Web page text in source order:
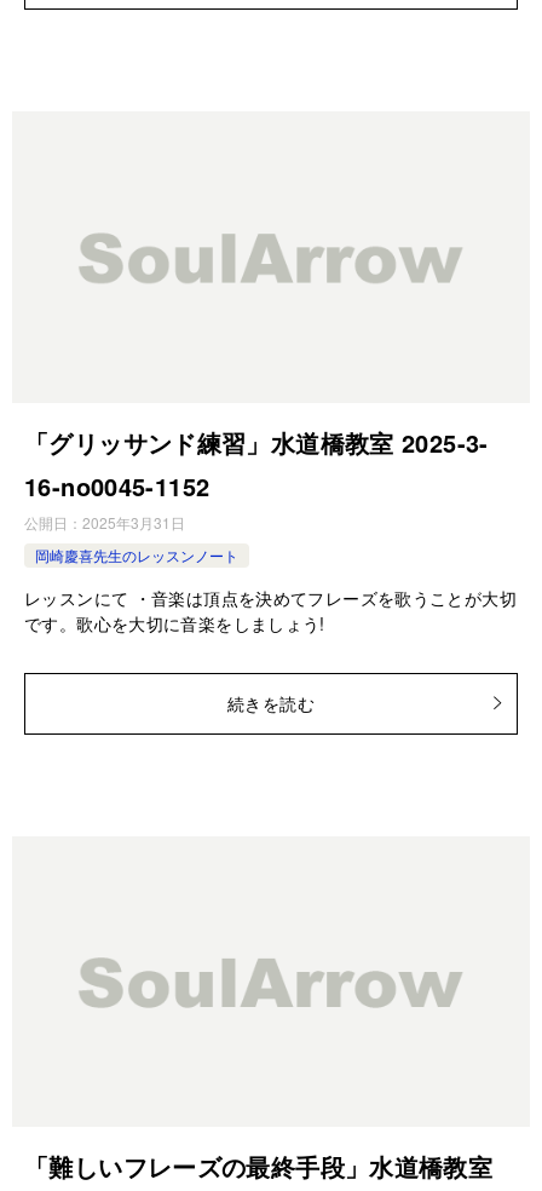
「グリッサンド練習」水道橋教室 2025-3-
16-no0045-1152
公開日： 2025年3月31日
岡崎慶喜先生のレッスンノート
レッスンにて ・音楽は頂点を決めてフレーズを歌うことが大切
です。歌心を大切に音楽をしましょう!
続きを読む
「難しいフレーズの最終手段」水道橋教室